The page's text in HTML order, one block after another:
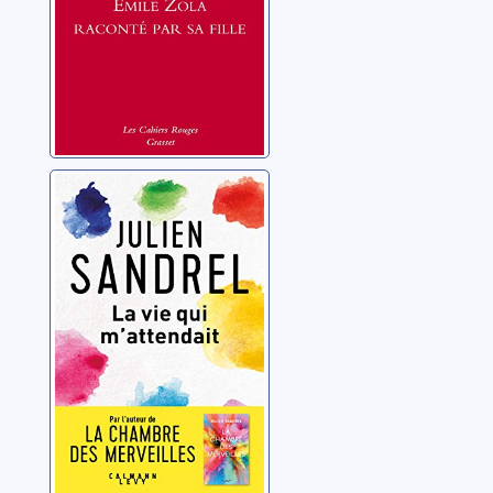
La vie qui
m'attendait
Sandrel, Julien